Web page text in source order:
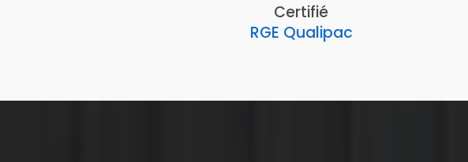
Certifié
RGE Qualipac